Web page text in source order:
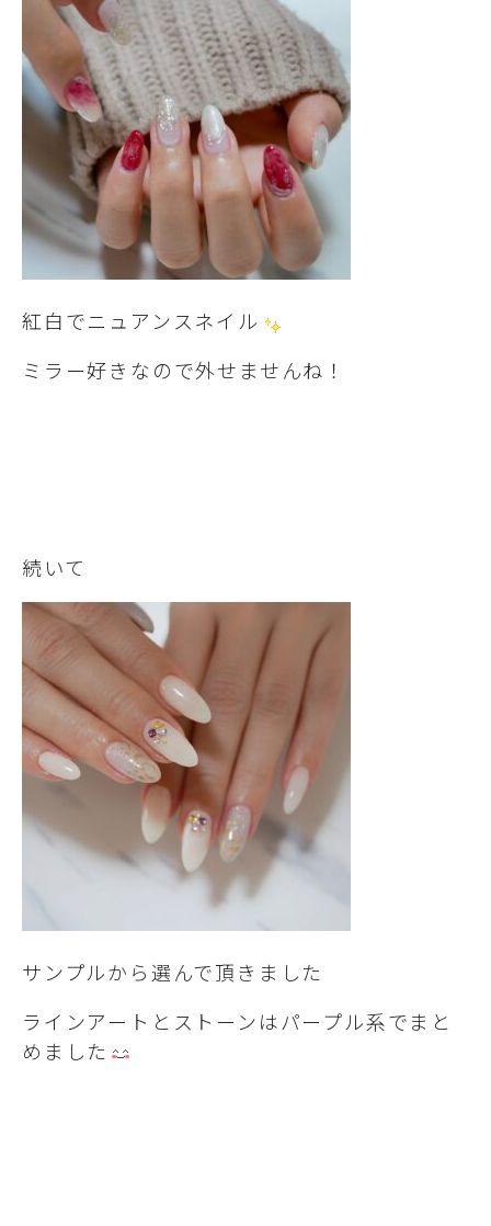
紅白でニュアンスネイル
ミラー好きなので外せませんね！
続いて
サンプルから選んで頂きました
ラインアートとストーンはパープル系でまと
めました